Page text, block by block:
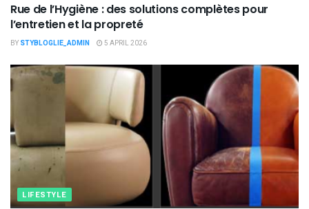
Rue de l’Hygiène : des solutions complètes pour
l’entretien et la propreté
BY STYBLOGLIE_ADMIN 5 APRIL 2026
LIFESTYLE